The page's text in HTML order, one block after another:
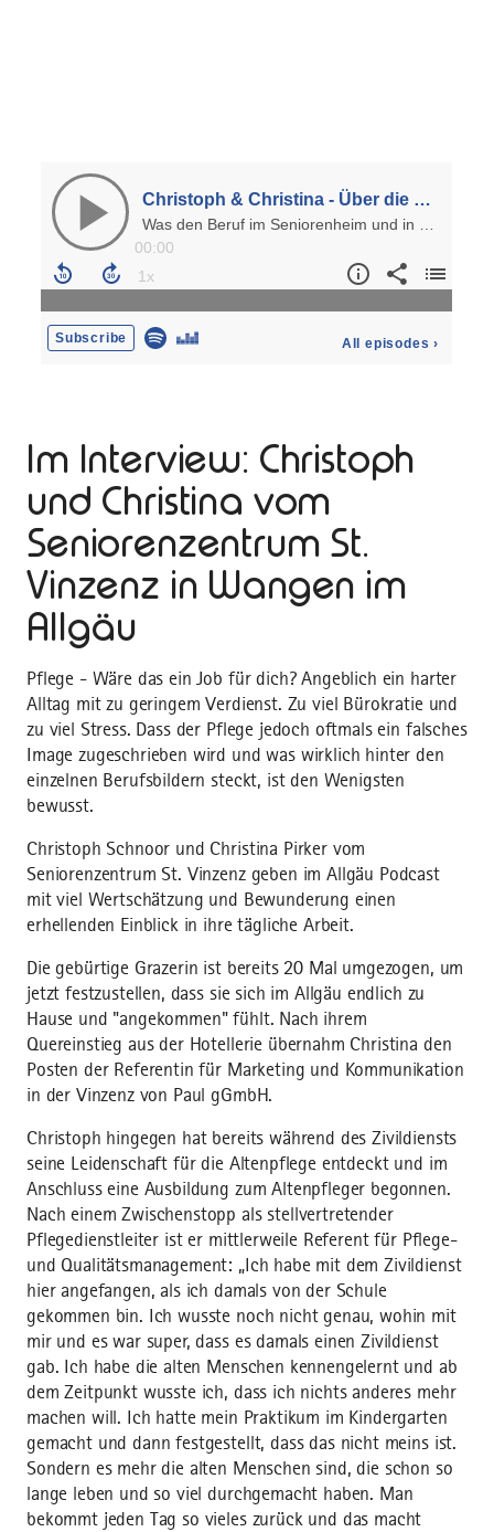
Im Interview: Christoph
und Christina vom
Seniorenzentrum St.
Vinzenz in Wangen im
Allgäu
Pflege - Wäre das ein Job für dich? Angeblich ein harter
Alltag mit zu geringem Verdienst. Zu viel Bürokratie und
zu viel Stress. Dass der Pflege jedoch oftmals ein falsches
Image zugeschrieben wird und was wirklich hinter den
einzelnen Berufsbildern steckt, ist den Wenigsten
bewusst.
Christoph Schnoor und Christina Pirker vom
Seniorenzentrum St. Vinzenz geben im Allgäu Podcast
mit viel Wertschätzung und Bewunderung einen
erhellenden Einblick in ihre tägliche Arbeit.
Die gebürtige Grazerin ist bereits 20 Mal umgezogen, um
jetzt festzustellen, dass sie sich im Allgäu endlich zu
Hause und "angekommen" fühlt. Nach ihrem
Quereinstieg aus der Hotellerie übernahm Christina den
Posten der Referentin für Marketing und Kommunikation
in der Vinzenz von Paul gGmbH.
Christoph hingegen hat bereits während des Zivildiensts
seine Leidenschaft für die Altenpflege entdeckt und im
Anschluss eine Ausbildung zum Altenpfleger begonnen.
Nach einem Zwischenstopp als stellvertretender
Pflegedienstleiter ist er mittlerweile Referent für Pflege-
und Qualitätsmanagement: „Ich habe mit dem Zivildienst
hier angefangen, als ich damals von der Schule
gekommen bin. Ich wusste noch nicht genau, wohin mit
mir und es war super, dass es damals einen Zivildienst
gab. Ich habe die alten Menschen kennengelernt und ab
dem Zeitpunkt wusste ich, dass ich nichts anderes mehr
machen will. Ich hatte mein Praktikum im Kindergarten
gemacht und dann festgestellt, dass das nicht meins ist.
Sondern es mehr die alten Menschen sind, die schon so
lange leben und so viel durchgemacht haben. Man
bekommt jeden Tag so vieles zurück und das macht